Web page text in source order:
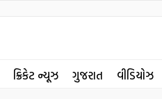
ક્રિકેટ ન્યૂઝ ગુજરાત વીડિયોઝ